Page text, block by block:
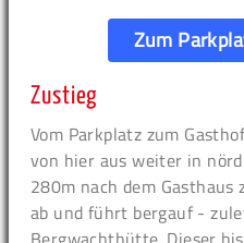
Zum
Zustieg
Vom Parkplatz zum
von hier aus weiter in
280m nach dem
ab und führt bergauf -